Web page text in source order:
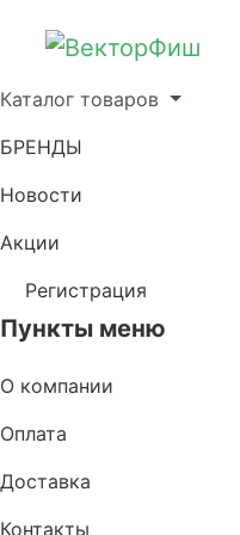
Каталог товаров
БРЕНДЫ
Новости
Акции
Регистрация
Пункты меню
О компании
Оплата
Доставка
Контакты